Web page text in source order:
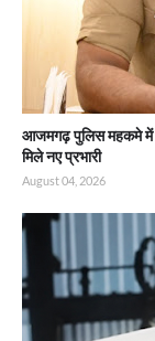
आजमगढ़ पुलिस महकमे में
मिले नए प्रभारी
August 04, 2026